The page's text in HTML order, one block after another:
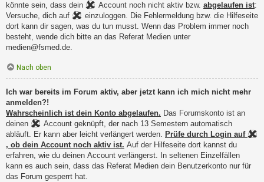
könnte sein, dass dein
Account noch nicht aktiv bzw. abgelaufen ist:
Versuche, dich auf
einzuloggen. Die Fehlermeldung bzw. die Hilfeseite
dort kann dir sagen, was du tun musst. Wenn das Problem immer noch
besteht, wende dich bitte an das Referat Medien unter
medien@fsmed.de.
Nach oben
Ich war bereits im Forum aktiv, aber jetzt kann ich mich nicht mehr
anmelden?!
Wahrscheinlich ist dein Konto abgelaufen. Das Forumskonto ist an
deinen
Account geknüpft, der nach 13 Semestern automatisch
abläuft. Er kann aber leicht verlängert werden. Prüfe durch Login auf
, ob dein Account noch aktiv ist. Auf der Hilfeseite dort kannst du
erfahren, wie du deinen Account verlängerst. In seltenen Einzelfällen
kann es auch sein, dass das Referat Medien dein Benutzerkonto nur für
das Forum gesperrt hat.